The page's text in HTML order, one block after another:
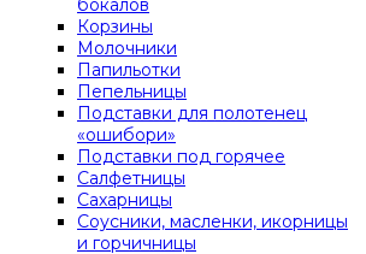
бокалов
Корзины
Молочники
Папильотки
Пепельницы
Подставки для полотенец
«ошибори»
Подставки под горячее
Салфетницы
Сахарницы
Соусники, масленки, икорницы
и горчичницы